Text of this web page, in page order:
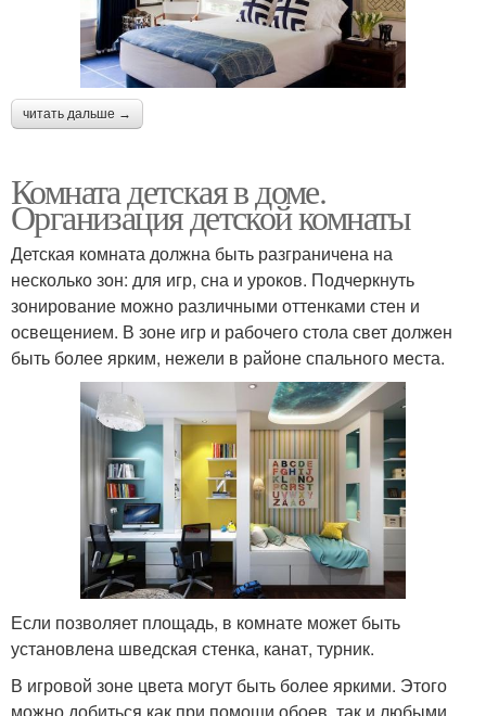
читать дальше →
Комната детская в доме.
Организация детской комнаты
Детская комната должна быть разграничена на
несколько зон: для игр, сна и уроков. Подчеркнуть
зонирование можно различными оттенками стен и
освещением. В зоне игр и рабочего стола свет должен
быть более ярким, нежели в районе спального места.
Если позволяет площадь, в комнате может быть
установлена шведская стенка, канат, турник.
В игровой зоне цвета могут быть более яркими. Этого